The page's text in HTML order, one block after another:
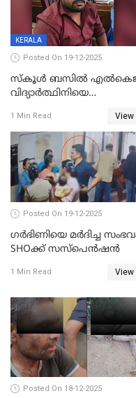
KERALA
Posted On 19-12-2025
സ്കൂൾ ബസിൽ
വിദ്യാര്‍ത്ഥിനിയെ
ക്ലീനര്‍ പിടിയിൽ
1 Min Read View
Posted On 19-12-2025
ഗര്‍ഭിണിയെ മർദിച്ച
SHOക്ക് സസ്പെൻഷൻ
1 Min Read View
Posted On 18-12-2025